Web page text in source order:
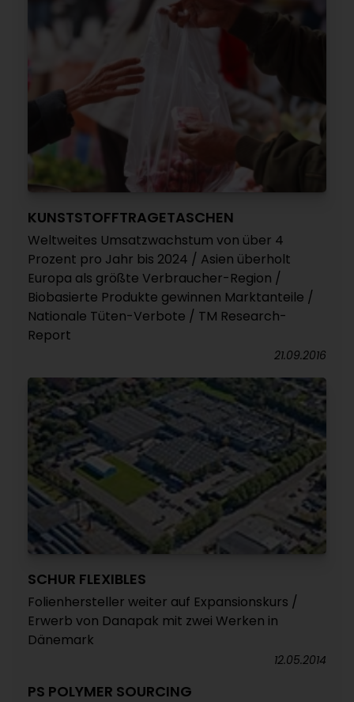
KUNSTSTOFFTRAGETASCHEN
Weltweites Umsatzwachstum von über 4
Prozent pro Jahr bis 2024 / Asien überholt
Europa als größte Verbraucher-Region /
Biobasierte Produkte gewinnen Marktanteile /
Nationale Tüten-Verbote / TM Research-
Report
21.09.2016
SCHUR FLEXIBLES
Folienhersteller weiter auf Expansionskurs /
Erwerb von Danapak mit zwei Werken in
Dänemark
12.05.2014
PS POLYMER SOURCING